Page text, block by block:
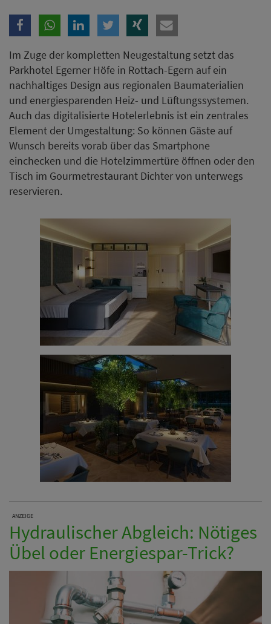
Im Zuge der kompletten Neugestaltung setzt das
Parkhotel Egerner Höfe in Rottach-Egern auf ein
nachhaltiges Design aus regionalen Baumaterialien
und energiesparenden Heiz- und Lüftungssystemen.
Auch das digitalisierte Hotelerlebnis ist ein zentrales
Element der Umgestaltung: So können Gäste auf
Wunsch bereits vorab über das Smartphone
einchecken und die Hotelzimmertüre öffnen oder den
Tisch im Gourmetrestaurant Dichter von unterwegs
reservieren.
ANZEIGE
Hydraulischer Abgleich: Nötiges
Übel oder Energiespar-Trick?